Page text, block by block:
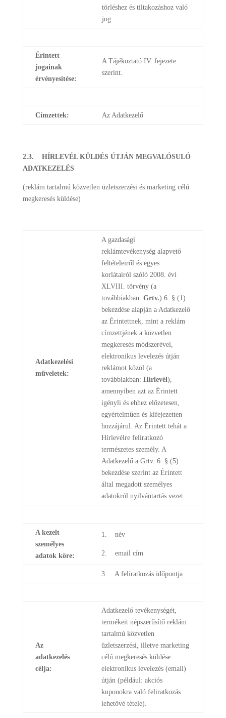
törléshez és tiltakozáshoz való
jog.
Érintett
jogainak
érvényesítése:
A Tájékoztató IV. fejezete
szerint.
Címzettek: Az Adatkezelő
2.3. HÍRLEVÉL KÜLDÉS ÚTJÁN MEGVALÓSULÓ
ADATKEZELÉS
(reklám tartalmú közvetlen üzletszerzési és marketing célú
megkeresés küldése)
Adatkezelési
műveletek:
A gazdasági
reklámtevékenység alapvető
feltételeiről és egyes
korlátairól szóló 2008. évi
XLVIII. törvény (a
továbbiakban: Grtv.) 6. § (1)
bekezdése alapján a Adatkezelő
az Érintettnek, mint a reklám
címzettjének a közvetlen
megkeresés módszerével,
elektronikus levelezés útján
reklámot közöl (a
továbbiakban: Hírlevél),
amennyiben azt az Érintett
igényli és ehhez előzetesen,
egyértelműen és kifejezetten
hozzájárul. Az Érintett tehát a
Hírlevélre feliratkozó
természetes személy. A
Adatkezelő a Grtv. 6. § (5)
bekezdése szerint az Érintett
által megadott személyes
adatokról nyilvántartás vezet.
A kezelt
személyes
adatok köre:
1. név
2. email cím
3. A feliratkozás időpontja
Az
adatkezelés
célja:
Adatkezelő tevékenységét,
termékeit népszerűsítő reklám
tartalmú közvetlen
üzletszerzési, illetve marketing
célú megkeresés küldése
elektronikus levelezés (email)
útján (például: akciós
kuponokra való feliratkozás
lehetővé tétele).